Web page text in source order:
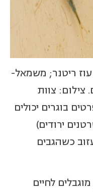
עוז ריטנר; משמאל-
צילום: צוות
בוגרים יכולים
ירודים)
כשהגבים
לחיים